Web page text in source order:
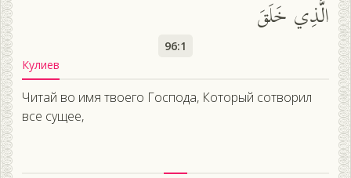
الَّذِي خَلَقَ
96:1
Кулиев
Читай во имя твоего Господа, Который сотворил
все сущее,